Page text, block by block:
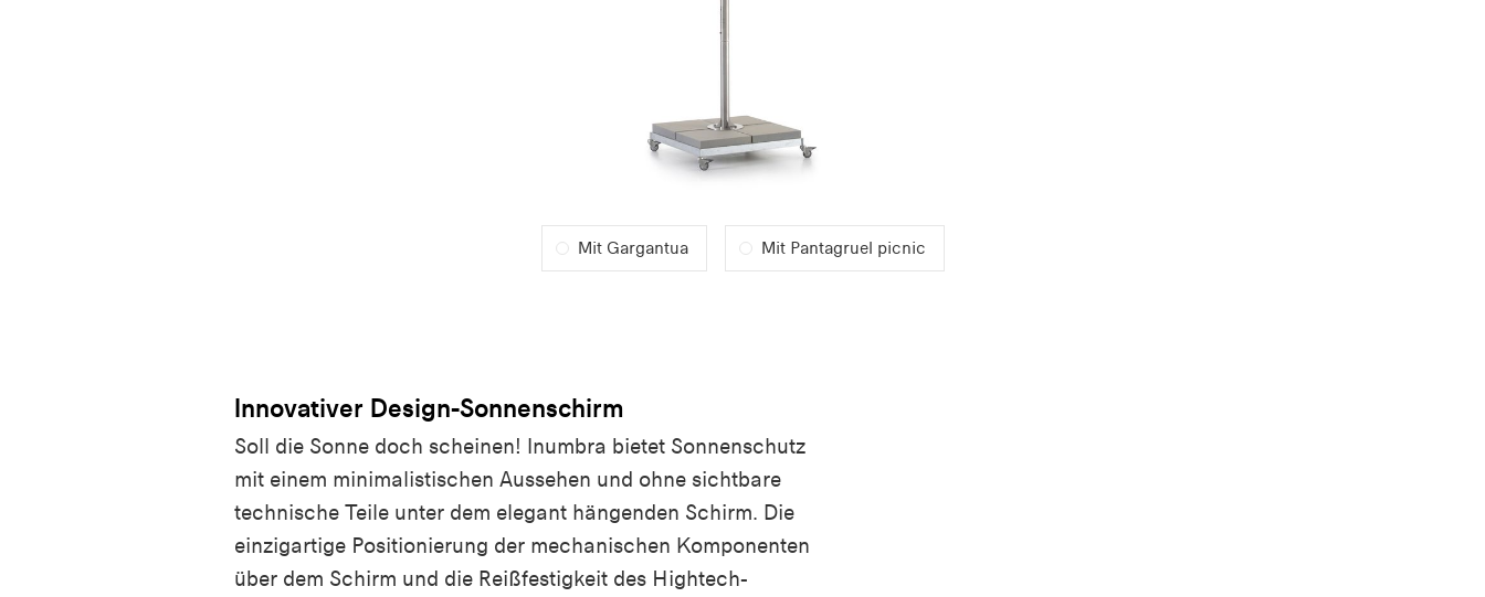
Mit Gargantua Mit Pantagruel picnic
Innovativer Design-Sonnenschirm
Soll die Sonne doch scheinen! Inumbra bietet Sonnenschutz
mit einem minimalistischen Aussehen und ohne sichtbare
technische Teile unter dem elegant hängenden Schirm. Die
einzigartige Positionierung der mechanischen Komponenten
über dem Schirm und die Reißfestigkeit des Hightech-